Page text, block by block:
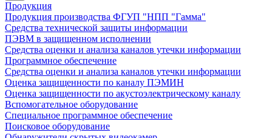
Продукция
Продукция производства ФГУП "НПП "Гамма"
Средства технической защиты информации
ПЭВМ в защищенном исполнении
Средства оценки и анализа каналов утечки информации
Программное обеспечение
Средства оценки и анализа каналов утечки информации
Оценка защищенности по каналу ПЭМИН
Оценка защищенности по акустоэлектрическому каналу
Вспомогательное оборудование
Специальное программное обеспечение
Поисковое оборудование